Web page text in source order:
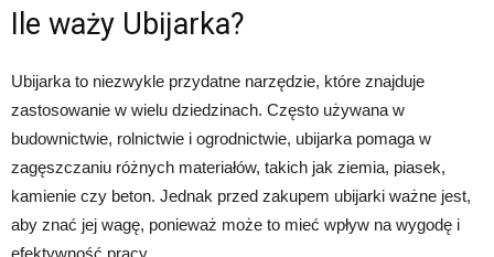
Ile waży Ubijarka?
Ubijarka to niezwykle przydatne narzędzie, które znajduje
zastosowanie w wielu dziedzinach. Często używana w
budownictwie, rolnictwie i ogrodnictwie, ubijarka pomaga w
zagęszczaniu różnych materiałów, takich jak ziemia, piasek,
kamienie czy beton. Jednak przed zakupem ubijarki ważne jest,
aby znać jej wagę, ponieważ może to mieć wpływ na wygodę i
efektywność pracy.